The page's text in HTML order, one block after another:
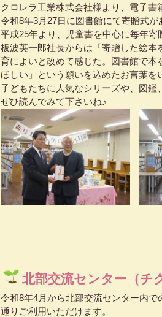
クロレラ工業株式会社様より、電子書
令和8年3月 27日に図書館にて寄贈式が
平成25年より、児童書を中心に毎年寄
板波英一郎社長からは「寄贈した絵
育によいと改めて感じた。図書館で本
ほしい」という願いを込めたお言葉を
子どもたちに人気なシリーズや、図鑑
ぜひ読んでみて下さいね♪
北部交流センター（チ
令和8年4月から北部交流センター内
通りご利用いただけます。